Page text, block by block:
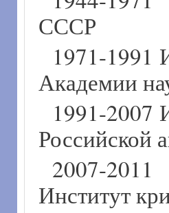
СССР
1971-1991
Академии
1991-2007
Российской
2007-
Институт